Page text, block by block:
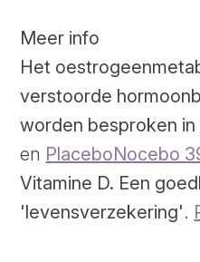
Meer info
Het
verstoorde
worden besproken in
en PlaceboNocebo
Vitamine D. Een
'levensverzekering'.